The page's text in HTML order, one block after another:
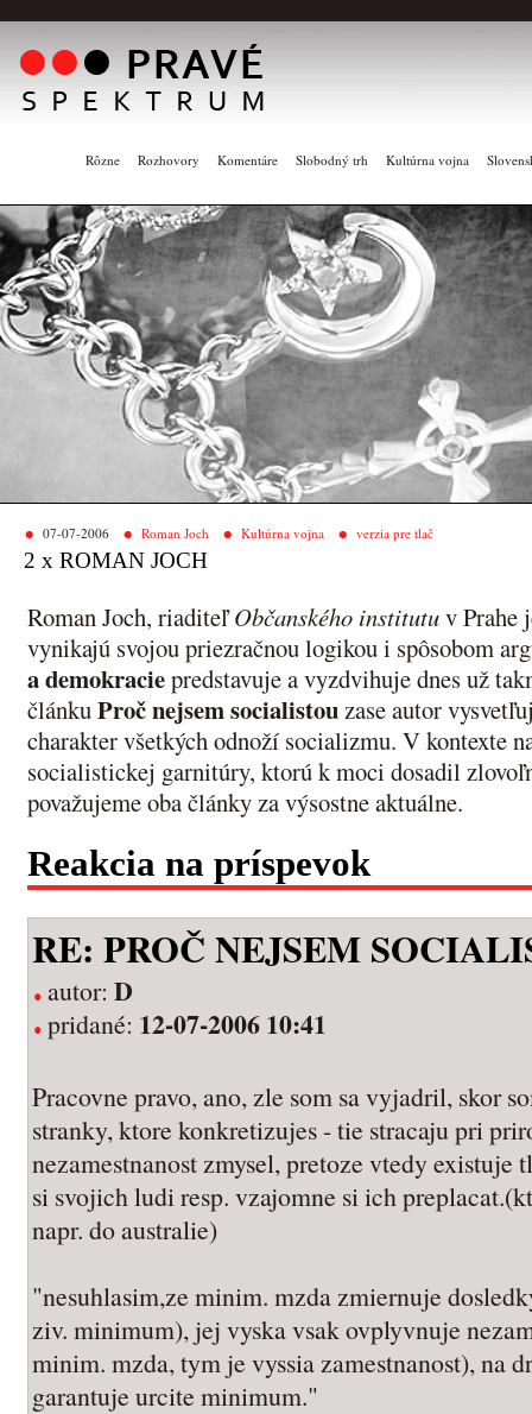
Rôzne Rozhovory Komentáre Slobodný trh Kultúrna vojna
07-07-2006 Roman Joch Kultúrna vojna verzia pre tlač
2 x ROMAN JOCH
Roman Joch, riaditeľObčanského institutuv Prahe
vynikajú svojou priezračnou logikou i spôsobom
a demokraciepredstavuje a vyzdvihuje dnes už
článkuProč nejsem socialistouzase autor
charakter všetkých odnoží socializmu. V kontexte
socialistickej garnitúry, ktorú k moci dosadil
považujeme oba články za výsostne aktuálne.
Reakcia na príspevok
RE: PROČ NEJSEM
autor: D
pridané: 12-07-2006 10:41
Pracovne pravo, ano, zle som sa vyjadril, skor
stranky, ktore konkretizujes - tie stracaju pri
nezamestnanost zmysel, pretoze vtedy existuje
si svojich ludi resp. vzajomne si ich
napr. do australie)
"nesuhlasim,ze minim. mzda zmiernuje
ziv. minimum), jej vyska vsak ovplyvnuje
minim. mzda, tym je vyssia zamestnanost), na
garantuje urcite minimum."